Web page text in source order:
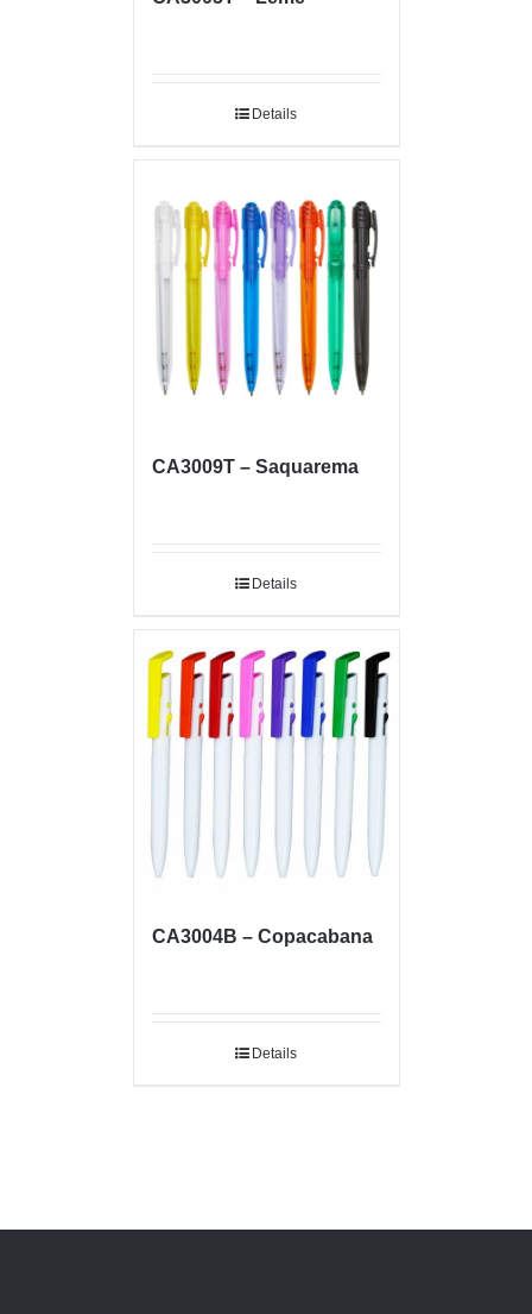
Details
CA3009T – Saquarema
Details
CA3004B – Copacabana
Details